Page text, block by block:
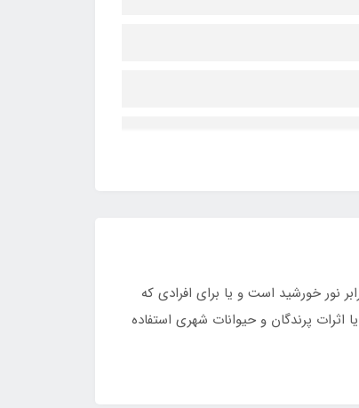
خورشید است و یا برای افرادی که
پرندگان و حیوانات شهری استفاده